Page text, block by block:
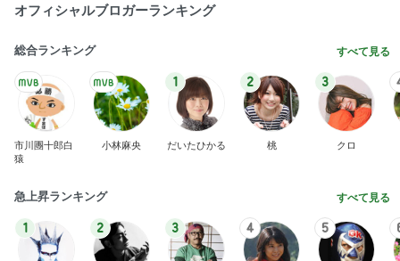
オフィシャルブロガーランキング
総合ランキング すべて見る
市川團十郎白
猿
小林麻央
1
だいたひかる
2
桃
3
クロ
急上昇ランキング すべて見る
1 2 3 4 5